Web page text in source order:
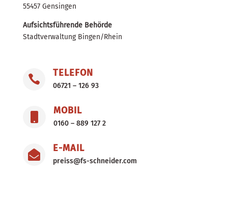
55457 Gensingen
Aufsichtsführende Behörde
Stadtverwaltung Bingen/Rhein
 TELEFON
06721 – 126 93
MOBIL
0160 – 889 127 2

E-MAIL
preiss@fs-schneider.com